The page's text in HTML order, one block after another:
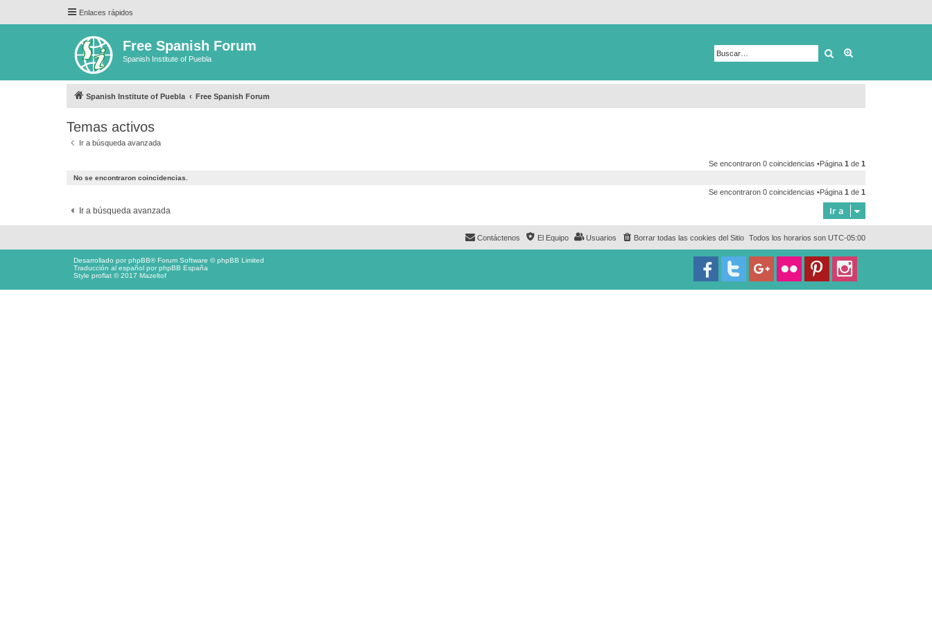
Enlaces rápidos
Free Spanish Forum
Spanish Institute of Puebla Buscar
Spanish Institute of Puebla Free Spanish Forum
Temas activos
Ir a búsqueda avanzada
Se encontraron 0 coincidencias •Página 1 de 1
No se encontraron coincidencias.
Se encontraron 0 coincidencias •Página 1 de 1
Ir a búsqueda avanzada Ir a
Todos los horarios son UTC-05:00
Borrar todas las cookies del Sitio
Usuarios
El Equipo
Contáctenos
Desarrollado porphpBB® Forum Software © phpBB Limited
Traducción al español porphpBB España
Style proflat © 2017 Mazeltof